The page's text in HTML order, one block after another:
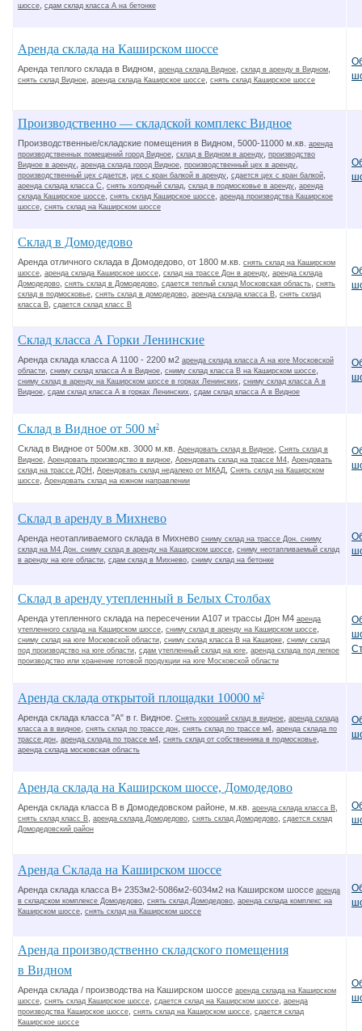
шоссе сдам склад класса А на бетонке
Аренда склада на Каширском шоссе
Аренда теплого склада в Видном, аренда склада Видное склад в аренду в Видном
снять склад Видное аренда склада Каширское шоссе снять склад Каширское шоссе
Производственно — складской комплекс Видное
Производственные/складские помещения в Видном, 5000-11000 м.кв. аренда
производственных помещений город Видное склад в Видном в аренду производство
Видное в аренду аренда склада город Видное производственный цех в аренду
производственный цех сдается цех с кран балкой в аренду сдается цех с кран балкой
аренда склада класса С снять холодный склад склад в подмосковье в аренду аренда
склада Каширское шоссе снять склад Каширское шоссе аренда производства Каширское
шоссе снять склад на Каширском шоссе
Склад в Домодедово
Аренда отличного склада в Домодедово, от 1800 м.кв. снять склад на Каширском
шоссе аренда склада Каширское шоссе склад на трассе Дон в аренду аренда склада
Домодедово снять склад в Домодедово сдается теплый склад Московская область снять
склад в подмосковье снять склад в домодедово аренда склада класса В снять склад
класса В сдается склад класс В
Склад класса А Горки Ленинские
Аренда склада класса А 1100 - 2200 м2 аренда склада класса А на юге Московской
области сниму склад класса А в Видное сниму склад класса В на Каширском шоссе
сниму склад в аренду на Каширском шоссе в горках Ленинских
сниму склад класса А в
Видное сдам склад класса А в горках Ленинских сдам склад класса А в Видное
Склад в Видное от 500 м2
Склад в Видное от 500м.кв. 3000 м.кв. Арендовать склад в Видное Снять склад в
Видное Арендовать производство в видное Арендовать склад на трассе М4 Арендовать
склад на трассе ДОН
Арендовать склад недалеко от МКАД Снять склад на Каширском
шоссе Арендовать склад на южном направлении
Склад в аренду в Михнево
Аренда неотапливаемого склада в Михнево сниму склад на трассе Дон. сниму
склад на М4 Дон. сниму склад в аренду на Каширском шоссе сниму неотапливаемый склад
в аренду на юге области сдам склад в Михнево сниму склад на бетонке
Склад в аренду утепленный в Белых Столбах
Аренда утепленного склада на пересечении А107 и трассы Дон М4 аренда
утепленного склада на Каширском шоссе сниму склад в аренду на Каширском шоссе
сниму склад на юге Московской области сниму склад класса В на Каширке сниму склад
под производство на юге области сдам утепленный склад на юге аренда склада под легкое
производство или хранение готовой продукции на юге Московской области
Аренда склада открытой площадки 10000 м2
Аренда склада класса "А" в г. Видное. Снять хороший склад в видное аренда склада
класса а в видное снять склад по трассе дон снять склад по трассе м4 аренда склада по
трассе дон аренда склада по трассе м4 снять склад от собственника в подмосковье
аренда склада московская область
Аренда склада на Каширском шоссе, Домодедово
Аренда склада класса В в Домодедовском районе, м.кв. аренда склада класса В
снять склад класс В аренда склада Домодедово снять склад Домодедово сдается склад
Домодедовский район
Аренда Склада на Каширском шоссе
Аренда склада класса В+ 2353м2-5086м2-6034м2 на Каширском шоссе аренда
в складском комплексе Домодедово снять склад Домодедово аренда склада комплекс на
Каширском шоссе снять склад на Каширском шоссе
Аренда производственно складского помещения
в Видном
Аренда склада / производства на Каширском шоссе аренда склада на Каширском
шоссе снять склад Каширское шоссе сдается склад на Каширском шоссе аренда
производства Каширское шоссе снять склад на Каширском шоссе сдается склад
Каширское шоссе